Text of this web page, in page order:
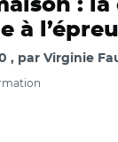
:
à
par Virginie